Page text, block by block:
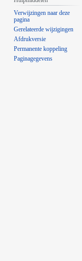
Verwijzingen naar deze
pagina
Gerelateerde wijzigingen
Afdrukversie
Permanente koppeling
Paginagegevens